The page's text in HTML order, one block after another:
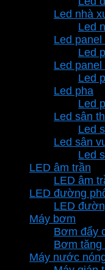
Led nhà
Led
Led panel
Led
Led panel
Led
Led pha
Led
Led sân
Led
Led sân
Led
LED âm trần
LED âm
LED đường
LED
Máy bơm
Bơm đẩy
Bơm tăng
Máy nước